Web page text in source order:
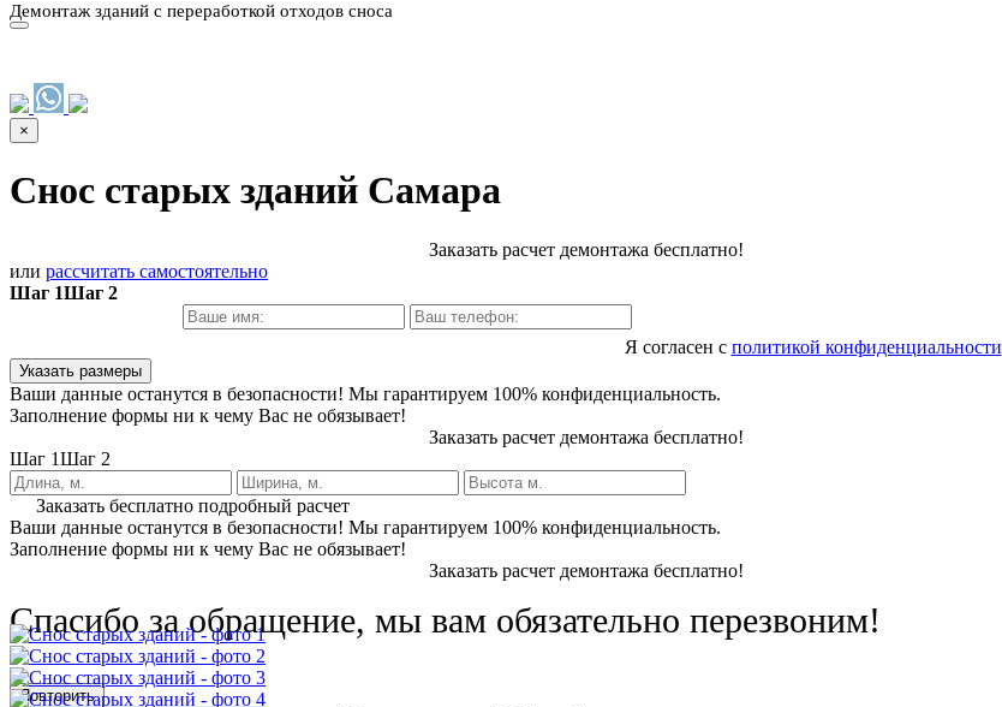
Демонтаж зданий с переработкой отходов сноса
×
Снос старых зданий Самара
Заказать расчет демонтажа бесплатно!
или рассчитать самостоятельно
Шаг 1Шаг 2
Я согласен с политикой конфиденциальности
Указать размеры
Ваши данные останутся в безопасности! Мы гарантируем 100% конфиденциальность.
Заполнение формы ни к чему Вас не обязывает!
Заказать расчет демонтажа бесплатно!
Шаг 1Шаг 2
Заказать бесплатно подробный расчет
Ваши данные останутся в безопасности! Мы гарантируем 100% конфиденциальность.
Заполнение формы ни к чему Вас не обязывает!
Заказать расчет демонтажа бесплатно!
Спасибо за обращение, мы вам обязательно перезвоним!
Повторить